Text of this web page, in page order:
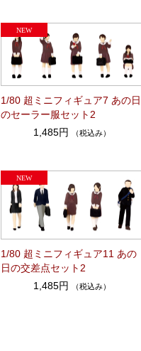
1/80 超ミニフィギュア7 あの日
のセーラー服セット2
1,485円
（税込み）
1/80 超ミニフィギュア11 あの
日の交差点セット2
1,485円
（税込み）